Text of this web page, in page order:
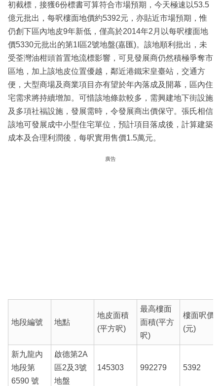
初截標，接獲6份標書可算符合市場預期，今天極速以53.5
億元批出，每呎樓面地價約5392元，亦貼近市場預期，惟
仍創下區內地皮9年新低，僅高於2014年2月以每呎樓面地
價5330元批出的第1I區2號地盤(嘉匯)。該地順利批出，未
受荃灣油柑頭首置地流標影響，可見發展商仍然積極爭奪市
區地，加上該地皮位置優越，鄰近港鐵宋皇臺站，交通方
便，大型商場及商業項目亦有望於年內落成及開幕，區內住
宅需求將持續增加。可惜該地條款較多，需興建地下街設施
及多項社福設施，發展需時，令發展商出價保守。張氏相信
該地可發展成中小型住宅單位，預計項目落成後，計算建築
成本及合理利潤後，每呎實用售價1.5萬元。
廣告
地段編號 地點
地皮面積
(平方呎)
最高樓面
面積(平方
呎)
樓面呎價
(元)
新九龍內
地段第
6590 號
啟德第2A
區2及3號
地盤
145303 992279 5392